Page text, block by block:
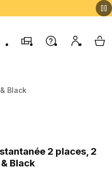
MagasinsAide Mon My
Black
Black
reviews